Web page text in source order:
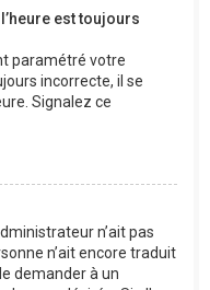
est toujours
paramétré votre
incorrecte, il se
Signalez ce
n’ait pas
n’ait encore traduit
demander à un